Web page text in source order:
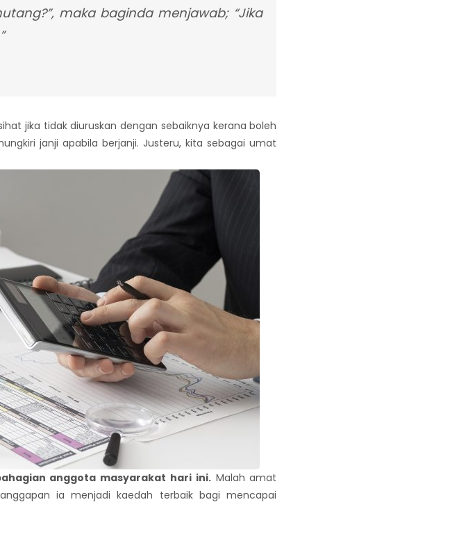
maka baginda menjawab; “Jika
jika tidak diuruskan dengan sebaiknya kerana boleh
janji apabila berjanji. Justeru, kita sebagai umat
anggota masyarakat hari ini.Malah amat
ia menjadi kaedah terbaik bagi mencapai